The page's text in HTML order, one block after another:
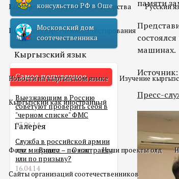
Конкурс педагогического мастерства Русский
Центр государственного тестирования
Кыргызский язык
Новости на кыргызском языке Изучение
Кыргызский как иностранный
Галерея
Фото Видео О нас Наши проекты олд
Сайты организаций соотечественников
консульство РФ в Оше
Московский дом
соотечественника
Самое популярное
Выезжающим в Россию
советуют проверить себя в
"черном списке" ФМС
03.06.14
Служба в российской армии
для мигранта – по контракту
или по призыву?
16.04.14
памяти
машинах.
Источник:
Пресс-